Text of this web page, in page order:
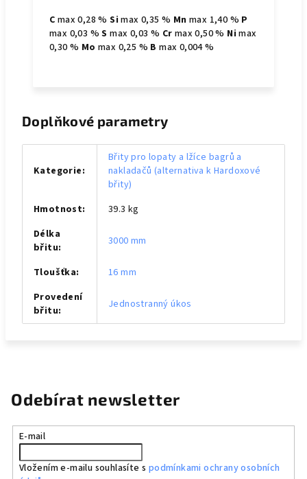
C max 0,28 %Si max 0,35 % Mn max 1,40 % P
max 0,03 %S max 0,03 % Cr max 0,50 % Ni max
0,30 % Mo max 0,25 % B max 0,004 %
Doplňkové parametry
Kategorie:
Břity pro lopaty a lžíce bagrů a
nakladačů (alternativa k Hardoxové
břity)
Hmotnost:
39.3 kg
Délka
břitu: 3000 mm
Tloušťka:
16 mm
Provedení
břitu: Jednostranný úkos
Odebírat newsletter
E-mail
Vložením e-mailu souhlasíte s podmínkami ochrany osobních